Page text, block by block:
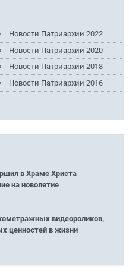
Новости Патриархии 2022
Новости Патриархии 2020
Новости Патриархии 2018
Новости Патриархии 2016
в Храме Христа
на новолетие
видеороликов,
ценностей в жизни